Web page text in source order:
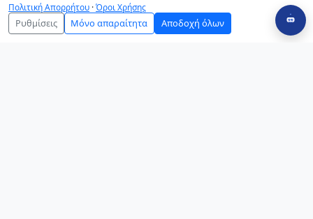
Πολιτική Απορρήτου ·Όροι Χρήσης
Ρυθμίσεις Μόνο απαραίτητα Αποδοχή όλων